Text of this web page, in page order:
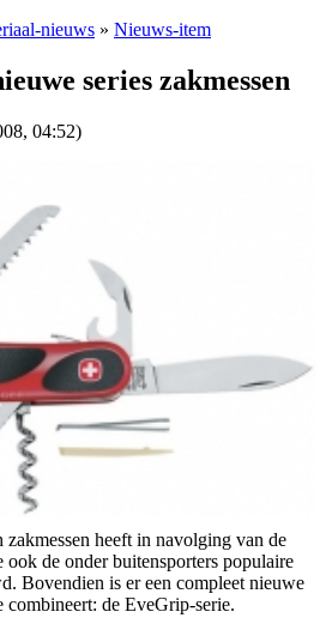
nieuws » Nieuws-item
series zakmessen
04:52)
heeft in navolging van de
de onder buitensporters populaire
Bovendien is er een compleet nieuwe
combineert: de EveGrip-serie.